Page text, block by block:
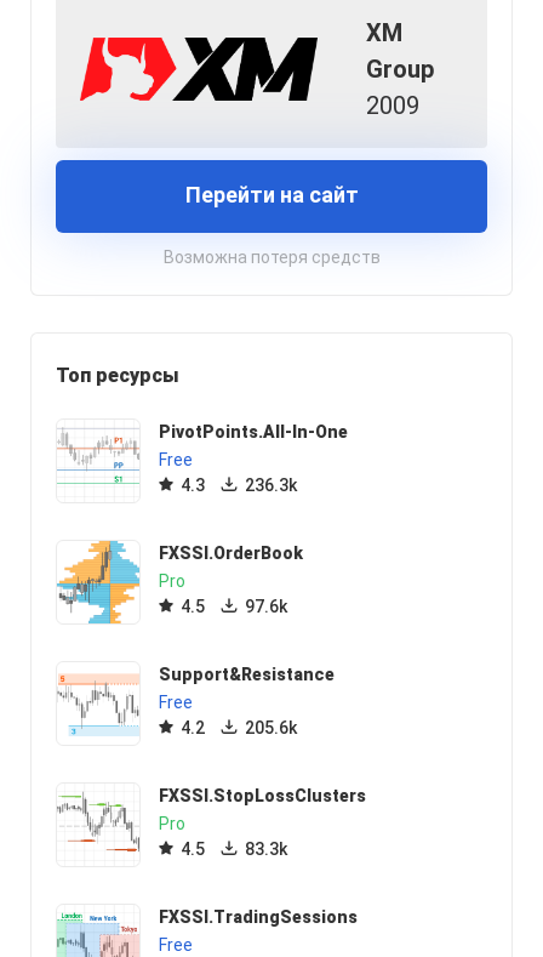
XM
Group
2009
Перейти на сайт
Возможна потеря средств
Топ ресурсы
PivotPoints.All-In-One
Free
4.3
236.3k
FXSSI.OrderBook
Pro
4.5
97.6k
Support&Resistance
Free
4.2
205.6k
FXSSI.StopLossClusters
Pro
4.5
83.3k
FXSSI.TradingSessions
Free